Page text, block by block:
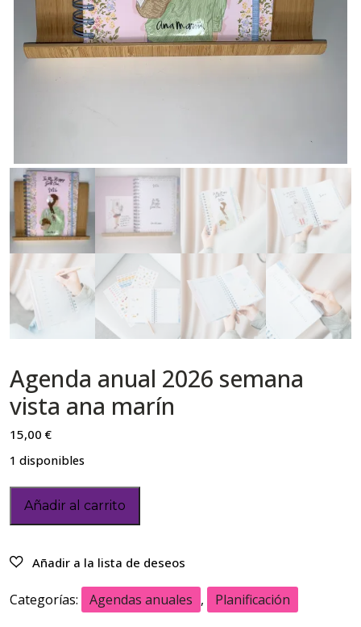
Agenda anual 2026 semana
vista ana marín
15,00 €
1 disponibles
Añadir al carrito
Categorías: Agendas anuales , Planificación